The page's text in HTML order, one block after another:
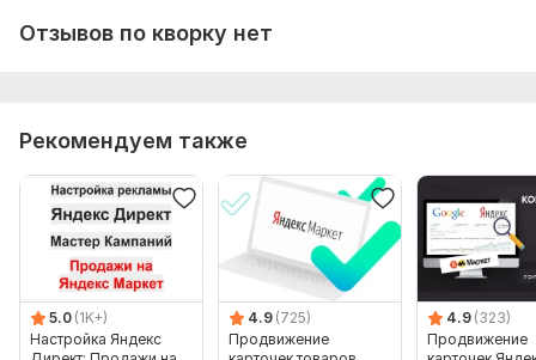
8. Лицензии/сертификаты, если Ваша деятельность
Отзывов по кворку нет
Рекомендуем также
5.0 (1K+)
Настройка Яндекс
4.9 (725)
Продвижение
4.9 (323)
Продвижение